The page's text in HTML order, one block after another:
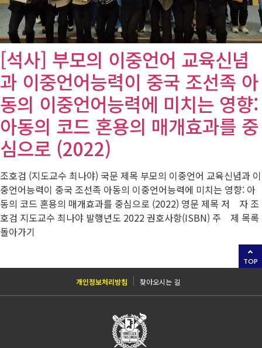
[석사] 부모의 이중언어 교육신념
과 이중언어능력이 중국 조선족 아
동의 이중언어능력에 미치는 영향:
아동의 코드 혼용의 매개효과를 중
심으로 (2022)
조호검 (지도교수 최나야) 국문 제목 부모의 이중언어 교육신념과 이
중언어능력이 중국 조선족 아동의 이중언어능력에 미치는 영향: 아
동의 코드 혼용의 매개효과를 중심으로 (2022) 영문 제목 저 자 조
호검 지도교수 최나야 발행년도 2022 권호사항(ISBN) 주 제 목록
돌아가기
TOP
개인정보처리방침 찾아오시는 길